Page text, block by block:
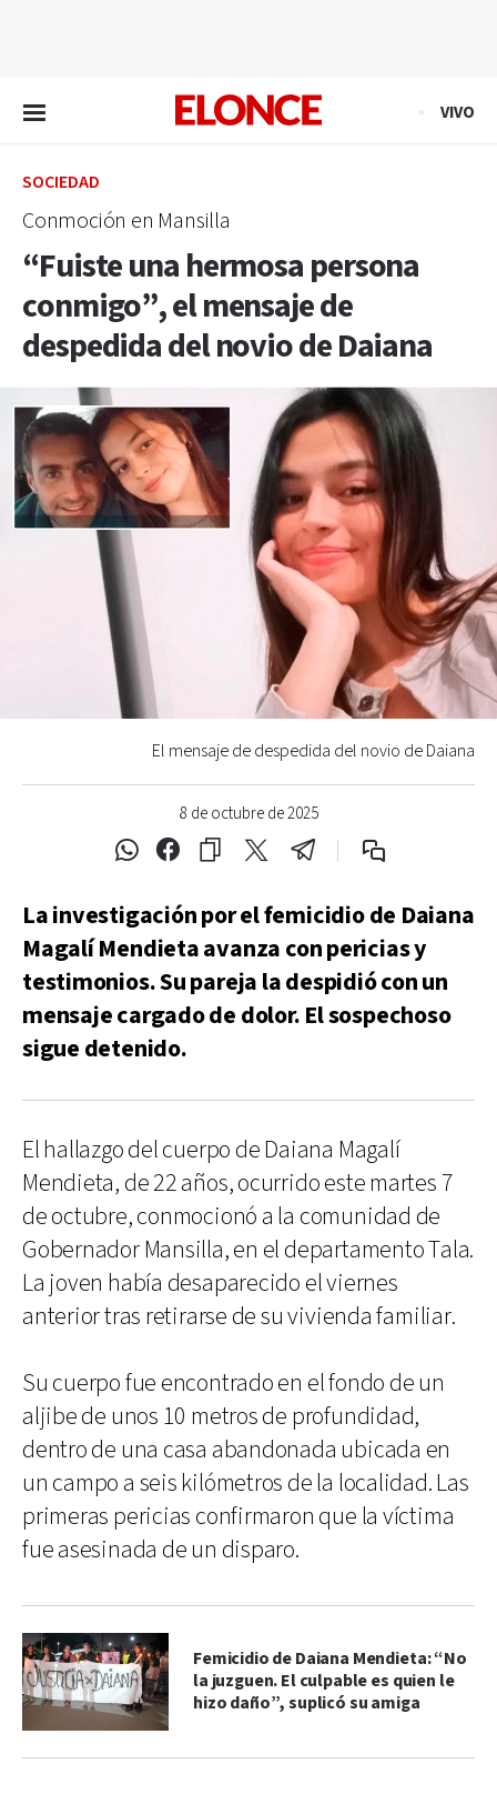
VIVO
SOCIEDAD
Conmoción en Mansilla
“Fuiste una hermosa persona
conmigo”, el mensaje de
despedida del novio de Daiana
8 de octubre de 2025
El mensaje de despedida del novio de Daiana
La investigación por el femicidio de Daiana
Magalí Mendieta avanza con pericias y
testimonios. Su pareja la despidió con un
mensaje cargado de dolor. El sospechoso
sigue detenido.
El hallazgo del cuerpo de Daiana Magalí
Mendieta, de 22 años, ocurrido este martes 7
de octubre, conmocionó a la comunidad de
Gobernador Mansilla, en el departamento Tala.
La joven había desaparecido el viernes
anterior tras retirarse de su vivienda familiar.
Su cuerpo fue encontrado en el fondo de un
aljibe de unos 10 metros de profundidad,
dentro de una casa abandonada ubicada en
un campo a seis kilómetros de la localidad. Las
primeras pericias confirmaron que la víctima
fue asesinada de un disparo.
Femicidio de Daiana Mendieta: “No
la juzguen. El culpable es quien le
hizo daño”, suplicó su amiga